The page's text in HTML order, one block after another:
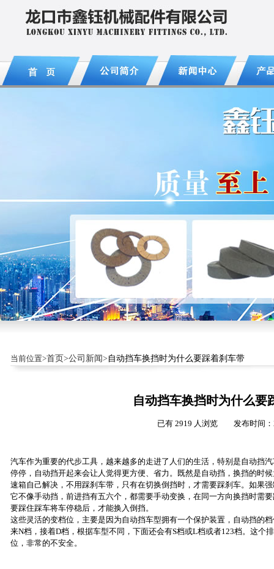
当前位置>首页>公司新闻> 自动挡车换挡时为什么要踩着刹车带
自动挡车换挡时为什么要
已有 2919 人浏览 发布时间：
汽车作为重要的代步工具，越来越多的走进了人们的生活，特别是自动挡
停停，自动挡开起来会让人觉得更方便、省力。既然是自动挡，换挡的时
速箱自己解决，不用踩刹车带，只有在切换倒挡时，才需要踩刹车。如果
它不像手动挡，前进挡有五六个，都需要手动变换，在同一方向换挡时需
要踩住踩车将车停稳后，才能换入倒挡。
这些灵活的变档位，主要是因为自动挡车型拥有一个保护装置，自动挡的
来N档，接着D档，根据车型不同，下面还会有S档或L档或者123档。这个
位，非常的不安全。